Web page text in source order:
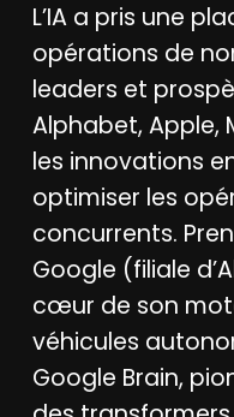
L’IA a pris une
opérations de
leaders et
Alphabet, Apple,
les innovations
optimiser les
concurrents.
Google (filiale
cœur de son
véhicules
Google Brain,